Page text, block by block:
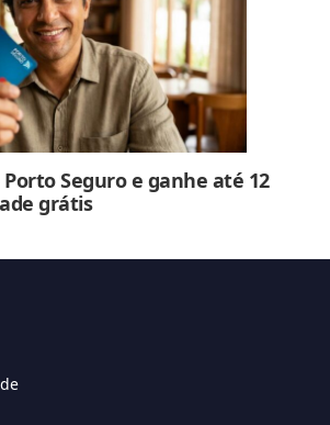
Seguro e ganhe até 12
grátis